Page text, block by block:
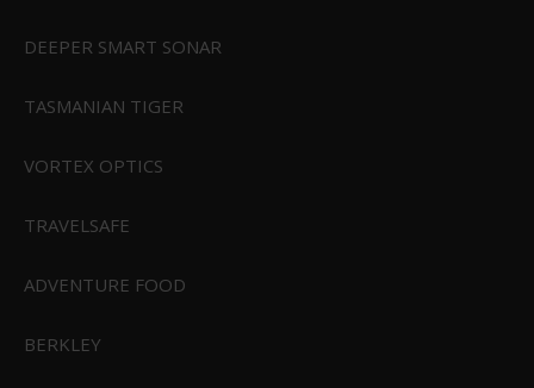
CIVIVI-C22029B-3
DEEPER SMART SONAR
TASMANIAN TIGER
VORTEX OPTICS
TRAVELSAFE
ADVENTURE FOOD
BERKLEY